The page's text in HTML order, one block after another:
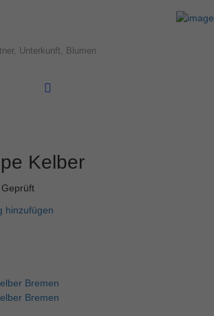
Kelber
Geprüft
hinzufügen